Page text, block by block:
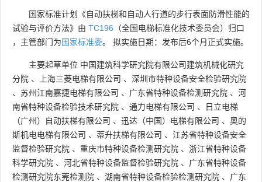
国家标准计划《自动扶梯和自动人行道的步行表面防滑性能的
试验与评价方法》由 TC196 （全国电梯标准化技术委员会）归口
，主管部门为国家标准委。 拟实施日期：发布后6个月正式实施。
主要起草单位 中国建筑科学研究院有限公司建筑机械化研究
分院 、 上海三菱电梯有限公司 、 深圳市特种设备安全检验研究院
、 苏州江南嘉捷电梯有限公司 、 广东省特种设备检测研究院 、 河
南省特种设备检验技术研究院 、 通力电梯有限公司 、
日立电梯
（广州）自动扶梯有限公司 、 迅达（中国）电梯有限公司 、 奥的
斯机电电梯有限公司 、 蒂升扶梯有限公司 、 江苏省特种设备安全
监督检验研究院 、 重庆市特种设备检测研究院 、 浙江省特种设备
科学研究院 、 河北省特种设备监督检验研究院 、 广东省特种设备
检测研究院东莞检测院 、 湖南省特种设备检验检测研究院 、 广东